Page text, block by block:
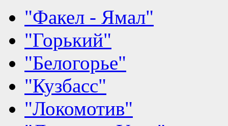
"Факел - Ямал"
"Горький"
"Белогорье"
"Кузбасс"
"Локомотив"